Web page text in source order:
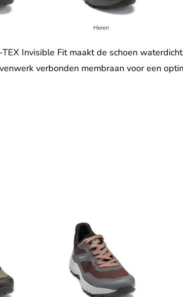
Heren
Invisible Fit maakt de schoen
verbonden membraan voor een